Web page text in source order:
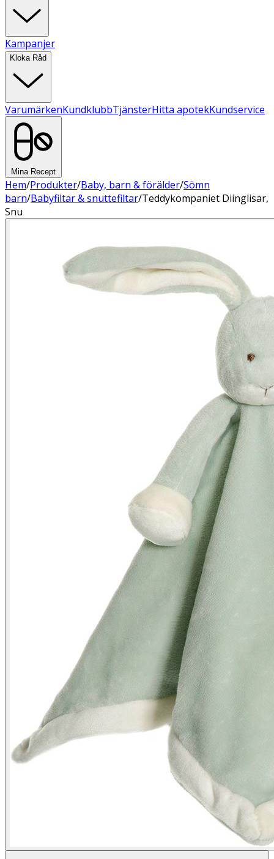
Kampanjer
Kloka Råd
VarumärkenKundklubbTjänsterHitta apotekKundservice
Mina Recept
Hem/Produkter/Baby, barn & förälder/Sömn
barn/Babyfiltar & snuttefiltar/Teddykompaniet Diinglisar,
Snu